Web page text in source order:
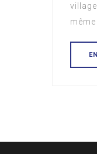
même